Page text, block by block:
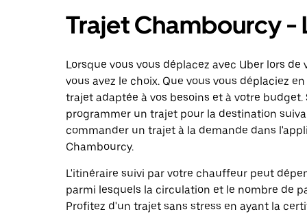
Trajet Chambourcy -
Lorsque vous vous déplacez avec Uber lors
vous avez le choix. Que vous vous déplaciez
trajet adaptée à vos besoins et à votre
programmer un trajet pour la destination
commander un trajet à la demande dans
Chambourcy.
L'itinéraire suivi par votre chauffeur peut
parmi lesquels la circulation et le nombre de
Profitez d'un trajet sans stress en ayant la